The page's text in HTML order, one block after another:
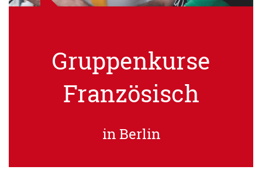
Gruppenkurse
Französisch
in Berlin